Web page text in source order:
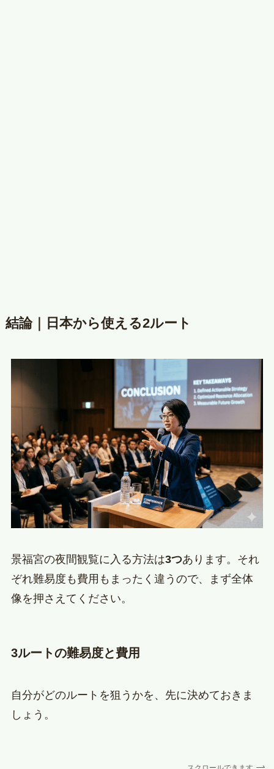
結論｜日本から使える2ルート
景福宮の夜間観覧に入る方法は3つあります。それ
ぞれ難易度も費用もまったく違うので、まず全体
像を押さえてください。
3ルートの難易度と費用
自分がどのルートを狙うかを、先に決めておきま
しょう。